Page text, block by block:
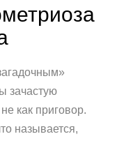
зачастую
как приговор.
называется,